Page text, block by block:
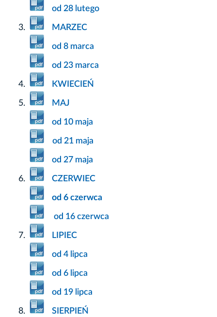
od 28 lutego
MARZEC
od 8 marca
od 23 marca
KWIECIEŃ
MAJ
od 10 maja
od 21 maja
od 27 maja
CZERWIEC
od 6 czerwca
od 16 czerwca
LIPIEC
od 4 lipca
od 6 lipca
od 19 lipca
SIERPIEŃ